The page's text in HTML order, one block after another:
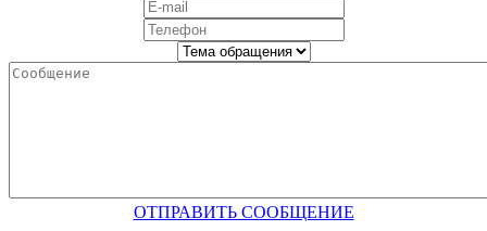
ОТПРАВИТЬ СООБЩЕНИЕ